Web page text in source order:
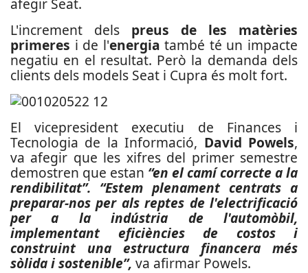
afegir Seat.
L'increment dels preus de les matèries
primeres i de l'energia també té un impacte
negatiu en el resultat. Però la demanda dels
clients dels models Seat i Cupra és molt fort.
El vicepresident executiu de Finances i
Tecnologia de la Informació, David Powels,
va afegir que les xifres del primer semestre
demostren que estan “en el camí correcte a la
rendibilitat”. “Estem plenament centrats a
preparar-nos per als reptes de l'electrificació
per a la indústria de l'automòbil,
implementant eficiències de costos i
construint una estructura financera més
sòlida i sostenible”, va afirmar Powels.